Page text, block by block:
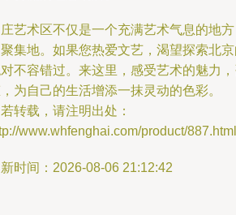
艺术区不仅是一个充满艺术气息的地
集地。如果您热爱文艺，渴望探索北
不容错过。来这里，感受艺术的魅力
为自己的生活增添一抹灵动的色彩。
转载，请注明出处：
www.whfenghai.com/product/887.html
时间：2026-08-06 21:12:42